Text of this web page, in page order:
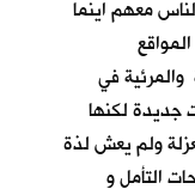
معهم اينما
والمرئية في
جديدة لكنها
ولم يعش لذة
التأمل و